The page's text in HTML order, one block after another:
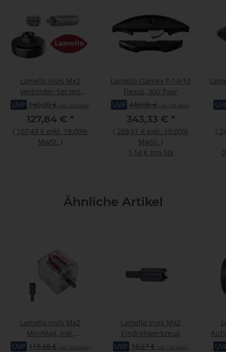
Lamello Invis Mx2
Verbinder-Set mit
Eindrehmutter 14mm,
20Stk., inkl. Eindrehlehre
UVP 160,20 € (inkl. 19% MwSt.)
127,84 € *
( 107,43 € exkl. 19.00%
MwSt. )
Lamello Clamex P-14/10
Flexus, 300 Paar
UVP 440,00 € (inkl. 19% MwSt.)
343,33 € *
( 288,51 € exkl. 19.00%
MwSt. )
1,14 € pro Stk
(
Ähnliche Artikel
Lamello Invis Mx2
MiniMag, inkl.
Eindrehwerkzeug
UVP 115,68 € (inkl. 19% MwSt.)
Lamello Invis Mx2
Eindrehwerkzeug
UVP 18,27 € (inkl. 19% MwSt.)